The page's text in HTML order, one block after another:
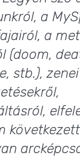
a
a
(doom,
stb.), zenei